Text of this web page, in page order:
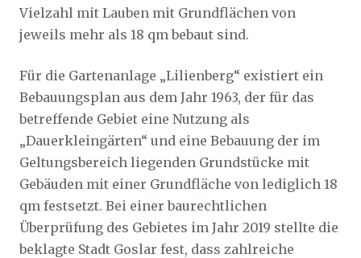
Vielzahl mit Lauben mit Grundflächen von
jeweils mehr als 18 qm bebaut sind.
Für die Gartenanlage „Lilienberg“ existiert ein
Bebauungsplan aus dem Jahr 1963, der für das
betreffende Gebiet eine Nutzung als
„Dauerkleingärten“ und eine Bebauung der im
Geltungsbereich liegenden Grundstücke mit
Gebäuden mit einer Grundfläche von lediglich 18
qm festsetzt. Bei einer baurechtlichen
Überprüfung des Gebietes im Jahr 2019 stellte die
beklagte Stadt Goslar fest, dass zahlreiche